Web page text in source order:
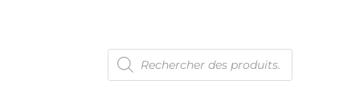
Recherche
de
produits